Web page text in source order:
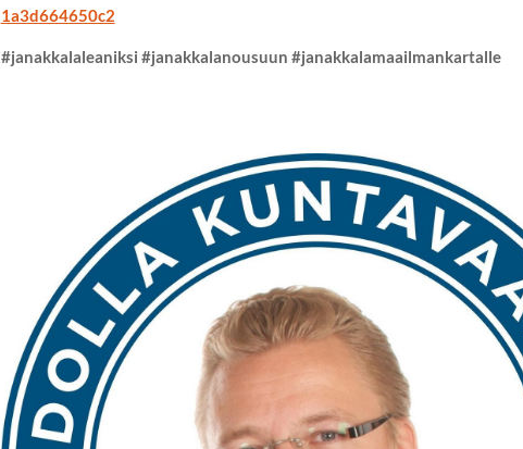
1a3d664650c2
#janakkalaleaniksi #janakkalanousuun #janakkalamaailmankartalle